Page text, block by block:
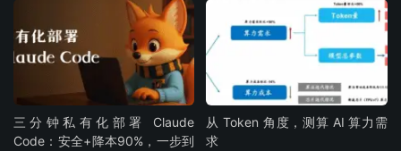
三分钟私有化部署 Claude
Code：安全+降本90%，一步到
从 Token 角度，测算 AI 算力需
求